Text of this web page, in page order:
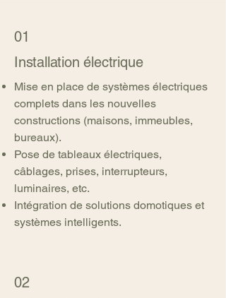
01
Installation électrique
Mise en place de systèmes électriques
complets dans les nouvelles
constructions (maisons, immeubles,
bureaux).
Pose de tableaux électriques,
câblages, prises, interrupteurs,
luminaires, etc.
Intégration de solutions domotiques et
systèmes intelligents.
02